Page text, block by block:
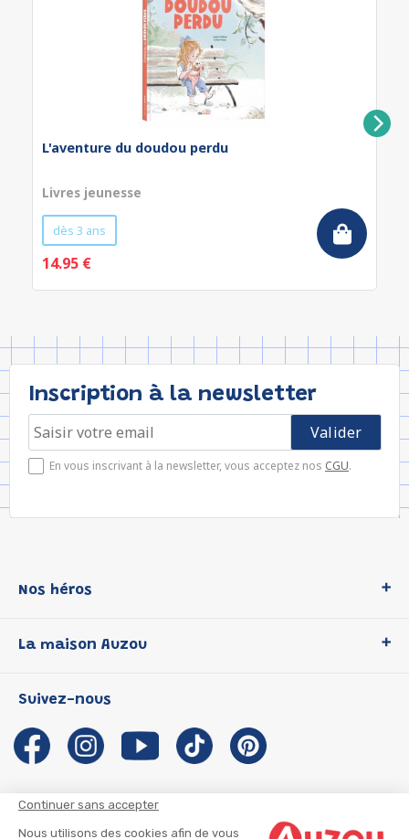
Continuer sans accepter
Nous utilisons des cookies afin de vous
L'aventure du doudou perdu
Livres jeunesse
dès 3 ans
14.95 €
Inscription à la newsletter
En vous inscrivant à la newsletter, vous acceptez nos CGU.
Nos héros
P'tit Loup
Les Influenceuses
Migali
Petite Taupe
La maison Auzou
Notre histoire
Auzou s'engage
Auteurs et illustrateurs Auzou
Suivez-nous